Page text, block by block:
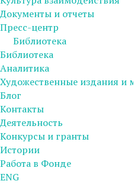
Документы и отчеты
Пресс-центр
Библиотека
Библиотека
Аналитика
Художественные издания и
Блог
Контакты
Деятельность
Конкурсы и гранты
Истории
Работа в Фонде
ENG